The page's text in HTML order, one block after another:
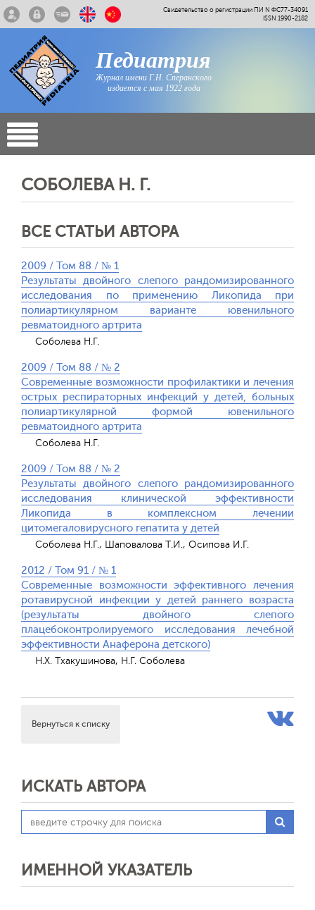
Свидетельство о регистрации ПИ N ФС77-34091
ISSN 1990-2182
Педиатрия
Журнал имени Г.Н. Сперанского
издается с мая 1922 года
СОБОЛЕВА Н. Г.
ВСЕ СТАТЬИ АВТОРА
2009 / Том 88 / № 1
Результаты двойного слепого рандомизированного
исследования по применению Ликопида при
полиартикулярном варианте ювенильного
ревматоидного артрита
Соболева Н.Г.
2009 / Том 88 / № 2
Современные возможности профилактики и лечения
острых респираторных инфекций у детей, больных
полиартикулярной формой ювенильного
ревматоидного артрита
Соболева Н.Г.
2009 / Том 88 / № 2
Результаты двойного слепого рандомизированного
исследования клинической эффективности
Ликопида в комплексном лечении
цитомегаловирусного гепатита у детей
Соболева Н.Г., Шаповалова Т.И., Осипова И.Г.
2012 / Том 91 / № 1
Современные возможности эффективного лечения
ротавирусной инфекции у детей раннего возраста
(результаты двойного слепого
плацебоконтролируемого исследования лечебной
эффективности Анаферона детского)
Н.Х. Тхакушинова, Н.Г. Соболева
Вернуться к списку
ИСКАТЬ АВТОРА
ИМЕННОЙ УКАЗАТЕЛЬ